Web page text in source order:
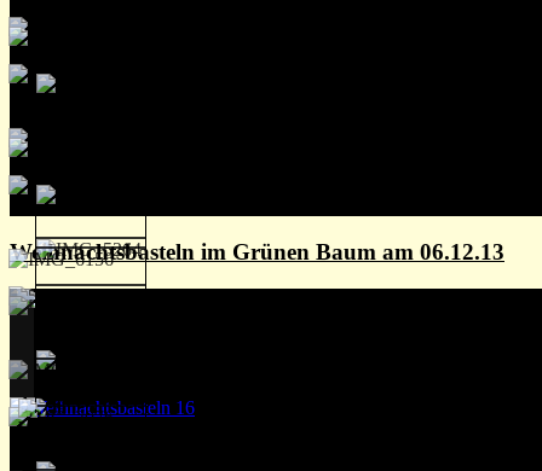
Weihnachtsbasteln im Grünen Baum am 06.12.13